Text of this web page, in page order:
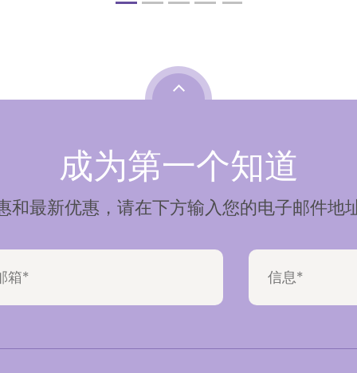
成为第一个知道
和最新优惠，请在下方输入您的电子邮件地